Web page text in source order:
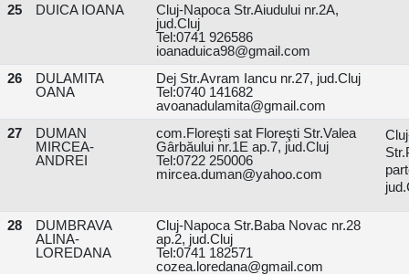
25
DUICA IOANA
Cluj-Napoca Str.Aiudului nr.2A,
jud.Cluj
Tel:0741 926586
ioanaduica98@gmail.com
26
DULAMITA
OANA
Dej Str.Avram Iancu nr.27, jud.Cluj
Tel:0740 141682
avoanadulamita@gmail.com
27
DUMAN
MIRCEA-
ANDREI
com.Floreşti sat Floreşti Str.Valea
Gârbăului nr.1E ap.7, jud.Cluj
Tel:0722 250006
mircea.duman@yahoo.com
28
DUMBRAVA
ALINA-
LOREDANA
Cluj-Napoca Str.Baba Novac nr.28
ap.2, jud.Cluj
Tel:0741 182571
cozea.loredana@gmail.com